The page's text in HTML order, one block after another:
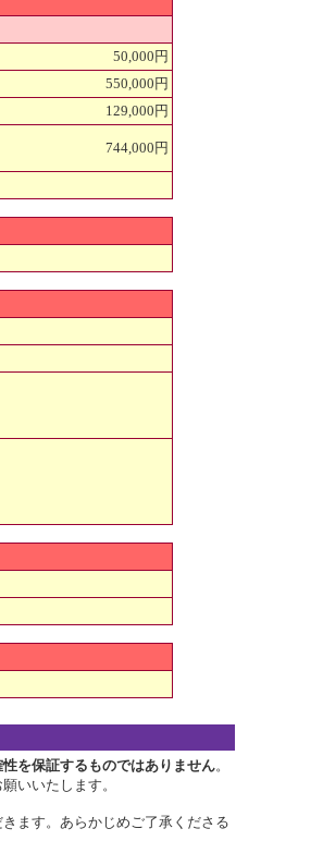
50,000円
550,000円
129,000円
744,000円
を保証するものではありません。
いいたします。
ます。あらかじめご了承くださる